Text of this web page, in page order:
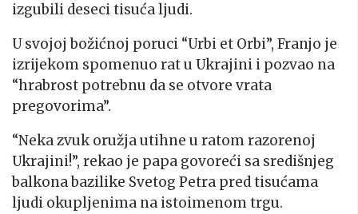
izgubili deseci tisuća ljudi.
U svojoj božićnoj poruci “Urbi et Orbi”, Franjo je
izrijekom spomenuo rat u Ukrajini i pozvao na
“hrabrost potrebnu da se otvore vrata
pregovorima”.
“Neka zvuk oružja utihne u ratom razorenoj
Ukrajini!”, rekao je papa govoreći sa središnjeg
balkona bazilike Svetog Petra pred tisućama
ljudi okupljenima na istoimenom trgu.